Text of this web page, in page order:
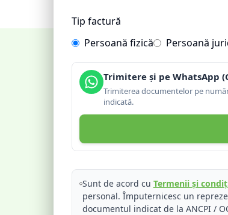
Tip factură
Persoană fizică
Persoană
Trimitere și pe WhatsApp
Trimiterea documentelor pe
indicată.
Sunt de acord cu Termenii și
personal. Împuternicesc un
documentul indicat de la ANCPI /